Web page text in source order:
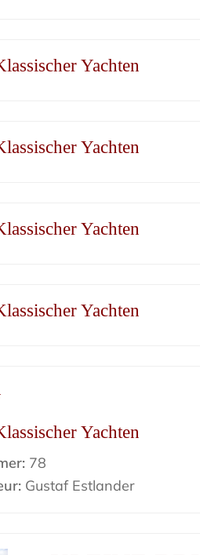
Yachten
Yachten
Yachten
Yachten
Yachten
78
Gustaf Estlander